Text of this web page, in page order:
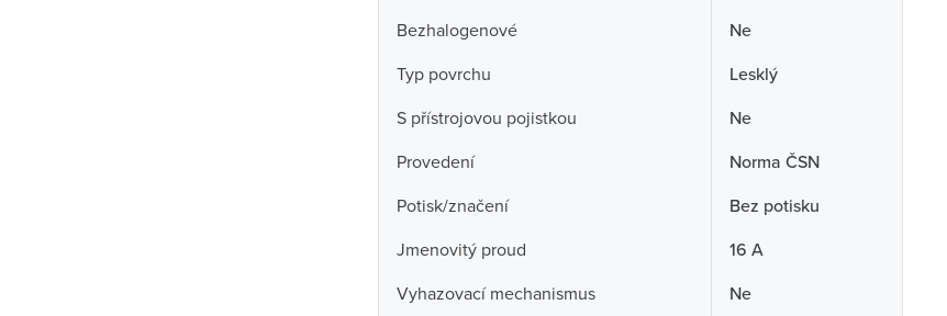
Bezhalogenové
Ne
Typ povrchu
Lesklý
S přístrojovou pojistkou
Ne
Provedení
Norma ČSN
Potisk/značení
Bez potisku
Jmenovitý proud
16 A
Vyhazovací mechanismus
Ne